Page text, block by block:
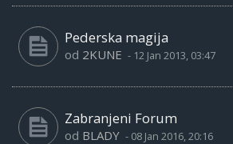
Pederska magija
od 2KUNE - 12 Jan 2013, 03:47
Zabranjeni Forum
od BLADY - 08 Jan 2016, 20:16